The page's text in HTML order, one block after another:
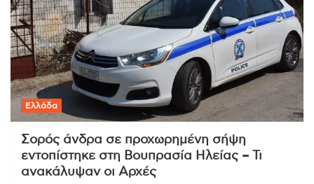
Ελλάδα
Σορός άνδρα σε προχωρημένη σήψη
εντοπίστηκε στη Βουπρασία Ηλείας – Τι
ανακάλυψαν οι Αρχές